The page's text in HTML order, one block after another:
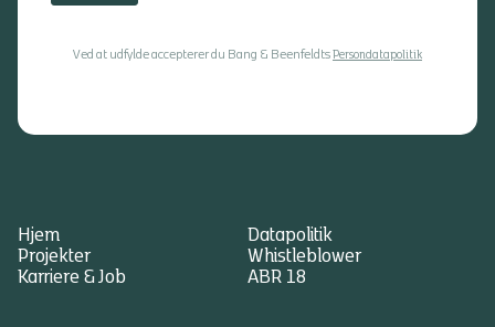
Ved at udfylde accepterer du Bang & Beenfeldts Persondatapolitik
Hjem
Datapolitik
Projekter
Whistleblower
Karriere & Job
ABR 18